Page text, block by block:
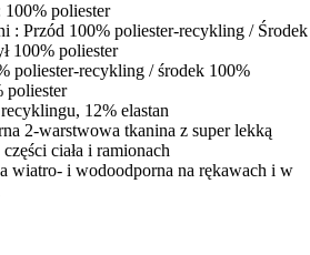
100% poliester
: Przód 100% poliester-recykling / Środek
100% poliester
poliester-recykling / środek 100%
poliester
12% elastan
2-warstwowa tkanina z super lekką
ciała i ramionach
wiatro- i wodoodporna na rękawach i w